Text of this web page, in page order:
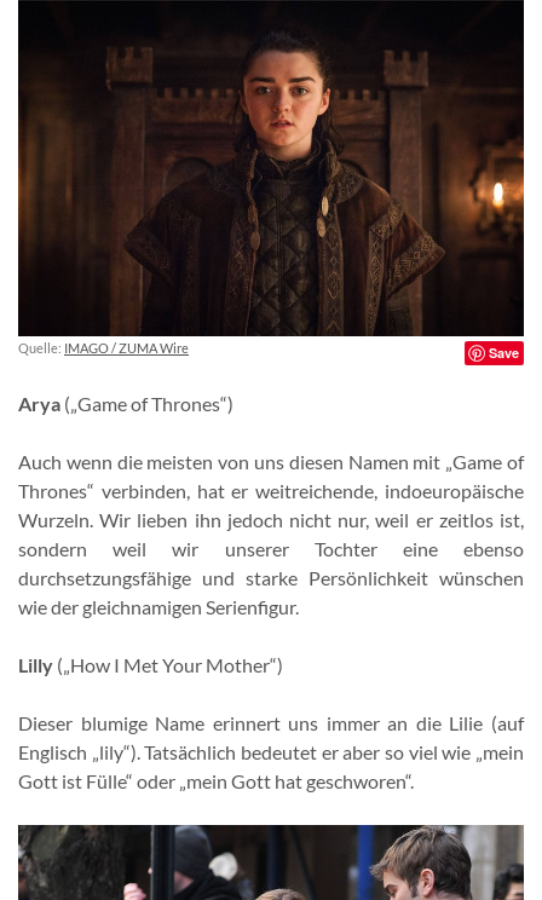
Quelle: IMAGO / ZUMA Wire Save
Arya („Game of Thrones“)
Auch wenn die meisten von uns diesen Namen mit „Game of
Thrones“ verbinden, hat er weitreichende, indoeuropäische
Wurzeln. Wir lieben ihn jedoch nicht nur, weil er zeitlos ist,
sondern weil wir unserer Tochter eine ebenso
durchsetzungsfähige und starke Persönlichkeit wünschen
wie der gleichnamigen Serienfigur.
Lilly („How I Met Your Mother“)
Dieser blumige Name erinnert uns immer an die Lilie (auf
Englisch „lily“). Tatsächlich bedeutet er aber so viel wie „mein
Gott ist Fülle“ oder „mein Gott hat geschworen“.